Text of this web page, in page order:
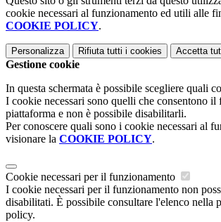
cookie necessari al funzionamento ed utili alle
COOKIE POLICY.
Personalizza Rifiuta tutti i cookies Accetta
Gestione cookie
In questa schermata è possibile scegliere quali
I cookie necessari sono quelli che consentono il
piattaforma e non è possibile disabilitarli.
Per conoscere quali sono i cookie necessari al
visionare la COOKIE POLICY.
Cookie necessari per il funzionamento
I cookie necessari per il funzionamento non
disabilitati. È possibile consultare l'elenco nella
policy.